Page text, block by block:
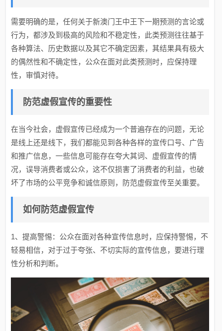
需要明确的是，任何关于新澳门王中王下一期预测的言论或
行为，都涉及到极高的风险和不稳定性，此类预测往往基于
各种算法、历史数据以及其它不确定因素，其结果具有极大
的偶然性和不确定性，公众在面对此类预测时，应保持理
性，审慎对待。
防范虚假宣传的重要性
在当今社会，虚假宣传已经成为一个普遍存在的问题，无论
是线上还是线下，我们都能见到各种各样的宣传口号、广告
和推广信息，一些信息可能存在夸大其词、虚假宣传的情
况，误导消费者或公众，这不仅损害了消费者的利益，也破
坏了市场的公平竞争和诚信原则，防范虚假宣传至关重要。
如何防范虚假宣传
1、提高警惕：公众在面对各种宣传信息时，应保持警惕，不
轻易相信，对于过于夸张、不切实际的宣传信息，要进行理
性分析和判断。